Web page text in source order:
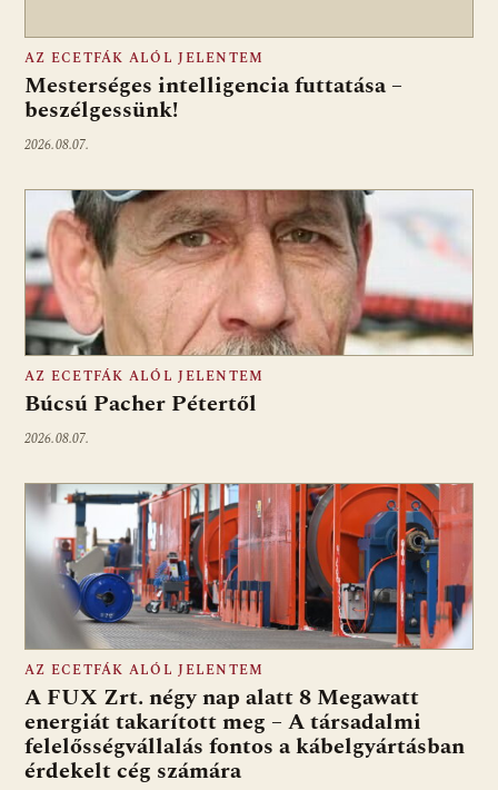
AZ ECETFÁK ALÓL JELENTEM
Mesterséges intelligencia futtatása –
beszélgessünk!
2026.08.07.
AZ ECETFÁK ALÓL JELENTEM
Búcsú Pacher Pétertől
2026.08.07.
AZ ECETFÁK ALÓL JELENTEM
A FUX Zrt. négy nap alatt 8 Megawatt
energiát takarított meg – A társadalmi
felelősségvállalás fontos a kábelgyártásban
érdekelt cég számára